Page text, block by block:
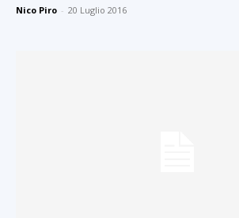
Nico Piro - 20 Luglio 2016